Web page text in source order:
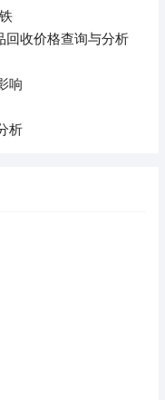
回收价格查询与分析
响
析